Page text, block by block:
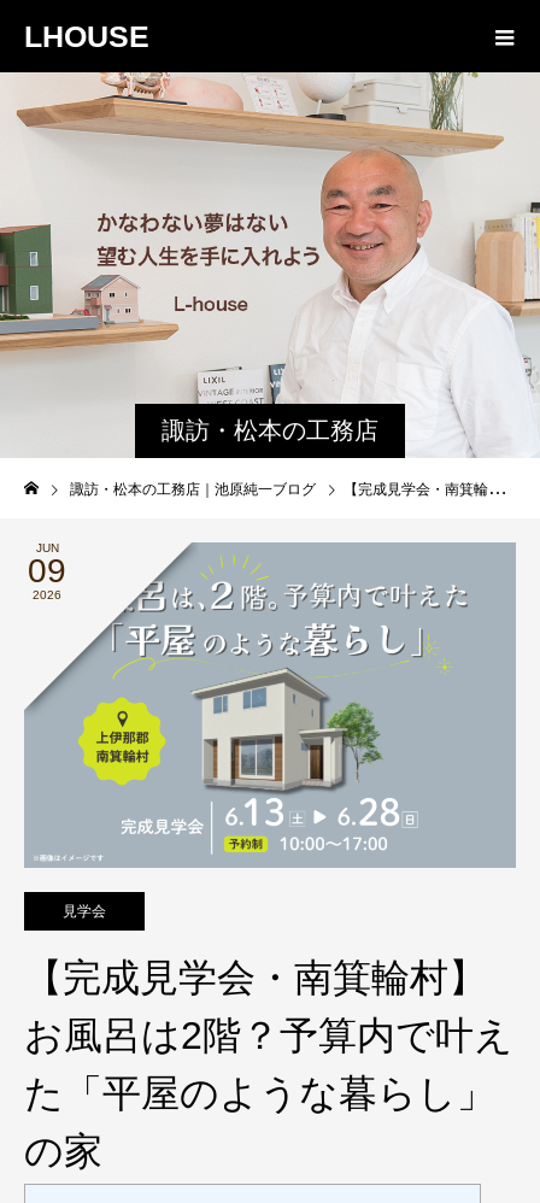
LHOUSE
諏訪・松本の工務店
の社長ブログ｜家族
物語８４３
諏訪・松本の工務店｜池原純一ブログ 【完成見学会・南箕輪村】お風呂は2階？予算内で叶えた「平屋のような暮らし」の家
JUN
09
2026
見学会
【完成見学会・南箕輪村】
お風呂は2階？予算内で叶え
た「平屋のような暮らし」
の家